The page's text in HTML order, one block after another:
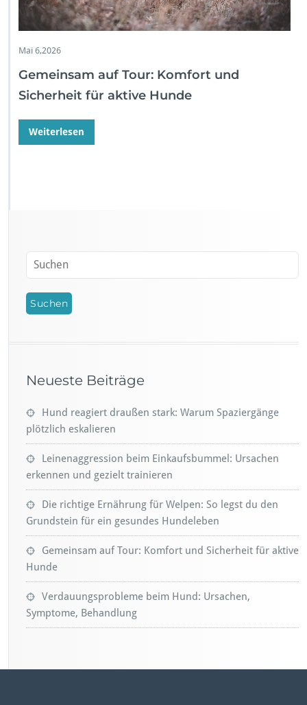
Mai 6,2026
Gemeinsam auf Tour: Komfort und
Sicherheit für aktive Hunde
Weiterlesen
Neueste Beiträge
Hund reagiert draußen stark: Warum Spaziergänge
plötzlich eskalieren
Leinenaggression beim Einkaufsbummel: Ursachen
erkennen und gezielt trainieren
Die richtige Ernährung für Welpen: So legst du den
Grundstein für ein gesundes Hundeleben
Gemeinsam auf Tour: Komfort und Sicherheit für aktive
Hunde
Verdauungsprobleme beim Hund: Ursachen,
Symptome, Behandlung